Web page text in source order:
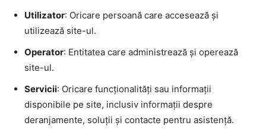
Utilizator: Oricare persoană care accesează și
utilizează site-ul.
Operator: Entitatea care administrează și operează
site-ul.
Servicii: Oricare funcționalități sau informații
disponibile pe site, inclusiv informații despre
deranjamente, soluții și contacte pentru asistență.